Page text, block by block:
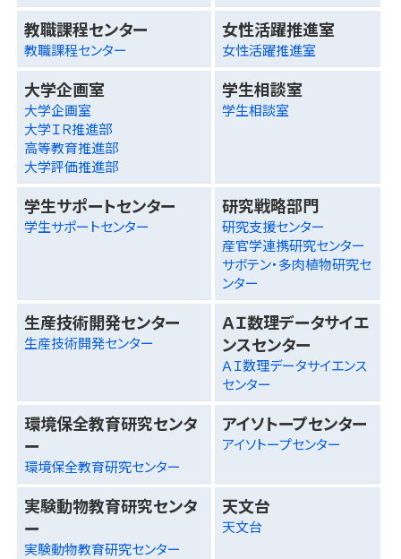
教職課程センター
教職課程センター
女性活躍推進室
女性活躍推進室
大学企画室
大学企画室
大学ＩＲ推進部
高等教育推進部
大学評価推進部
学生相談室
学生相談室
学生サポートセンター
学生サポートセンター
研究戦略部門
研究支援センター
産官学連携研究センター
サボテン・多肉植物研究セ
ンター
生産技術開発センター
生産技術開発センター
ＡＩ数理データサイエ
ンスセンター
ＡＩ数理データサイエンス
センター
環境保全教育研究センタ
ー
環境保全教育研究センター
アイソトープセンター
アイソトープセンター
実験動物教育研究センタ
ー
実験動物教育研究センター
天文台
天文台